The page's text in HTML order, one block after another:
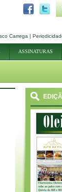
Carrega |
ASSINATURAS